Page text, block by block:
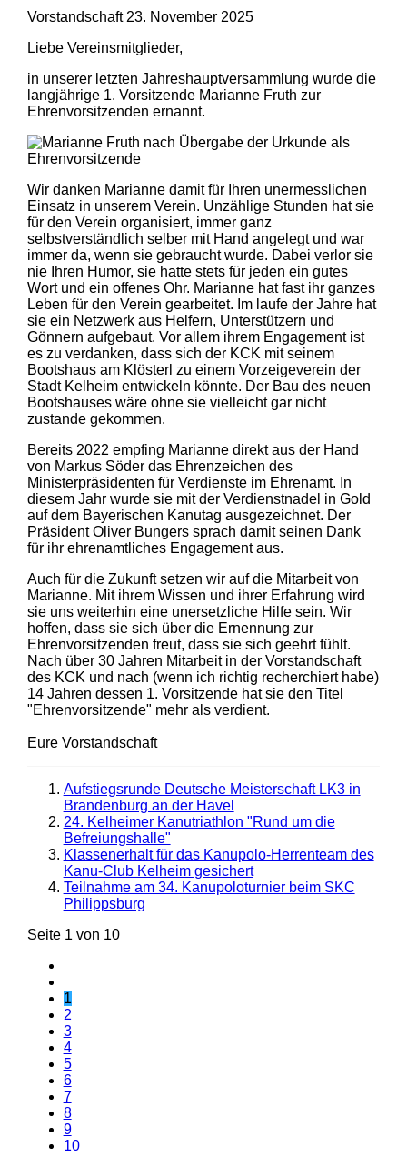
Vorstandschaft 23. November 2025
Liebe Vereinsmitglieder,
in unserer letzten Jahreshauptversammlung wurde die
langjährige 1. Vorsitzende Marianne Fruth zur
Ehrenvorsitzenden ernannt.
Wir danken Marianne damit für Ihren unermesslichen
Einsatz in unserem Verein. Unzählige Stunden hat sie
für den Verein organisiert, immer ganz
selbstverständlich selber mit Hand angelegt und war
immer da, wenn sie gebraucht wurde. Dabei verlor sie
nie Ihren Humor, sie hatte stets für jeden ein gutes
Wort und ein offenes Ohr. Marianne hat fast ihr ganzes
Leben für den Verein gearbeitet. Im laufe der Jahre hat
sie ein Netzwerk aus Helfern, Unterstützern und
Gönnern aufgebaut. Vor allem ihrem Engagement ist
es zu verdanken, dass sich der KCK mit seinem
Bootshaus am Klösterl zu einem Vorzeigeverein der
Stadt Kelheim entwickeln könnte. Der Bau des neuen
Bootshauses wäre ohne sie vielleicht gar nicht
zustande gekommen.
Bereits 2022 empfing Marianne direkt aus der Hand
von Markus Söder das Ehrenzeichen des
Ministerpräsidenten für Verdienste im Ehrenamt. In
diesem Jahr wurde sie mit der Verdienstnadel in Gold
auf dem Bayerischen Kanutag ausgezeichnet. Der
Präsident Oliver Bungers sprach damit seinen Dank
für ihr ehrenamtliches Engagement aus.
Auch für die Zukunft setzen wir auf die Mitarbeit von
Marianne. Mit ihrem Wissen und ihrer Erfahrung wird
sie uns weiterhin eine unersetzliche Hilfe sein. Wir
hoffen, dass sie sich über die Ernennung zur
Ehrenvorsitzenden freut, dass sie sich geehrt fühlt.
Nach über 30 Jahren Mitarbeit in der Vorstandschaft
des KCK und nach (wenn ich richtig recherchiert habe)
14 Jahren dessen 1. Vorsitzende hat sie den Titel
"Ehrenvorsitzende" mehr als verdient.
Eure Vorstandschaft
Aufstiegsrunde Deutsche Meisterschaft LK3 in
Brandenburg an der Havel
24. Kelheimer Kanutriathlon "Rund um die
Befreiungshalle"
Klassenerhalt für das Kanupolo-Herrenteam des
Kanu-Club Kelheim gesichert
Teilnahme am 34. Kanupoloturnier beim SKC
Philippsburg
Seite 1 von 10
1
2
3
4
5
6
7
8
9
10